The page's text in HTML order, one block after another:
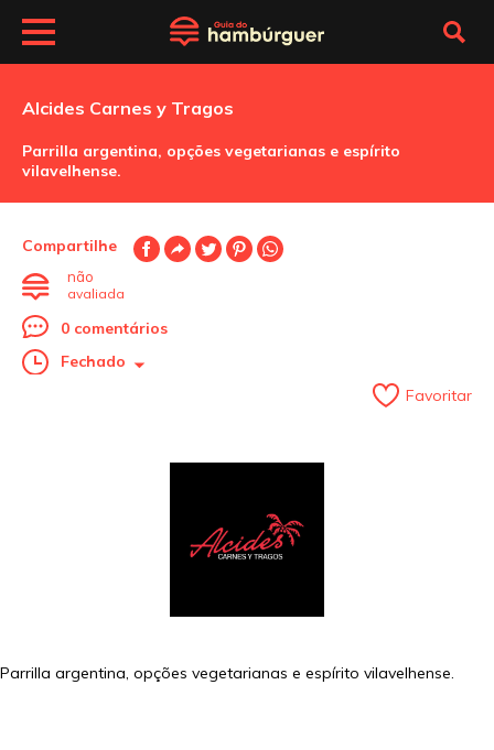
Alcides Carnes y Tragos
Parrilla argentina, opções vegetarianas e espírito
vilavelhense.
Compartilhe
não
avaliada
0 comentários
Fechado
Favoritar
Parrilla argentina, opções vegetarianas e espírito vilavelhense.